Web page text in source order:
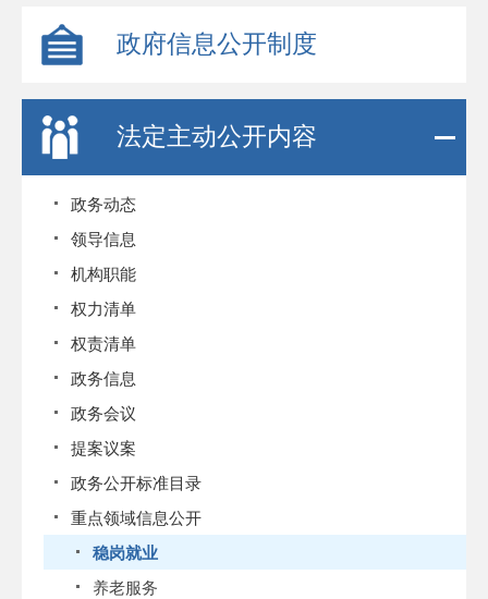
政府信息公开制度
法定主动公开内容
政务动态
领导信息
机构职能
权力清单
权责清单
政务信息
政务会议
提案议案
政务公开标准目录
重点领域信息公开
稳岗就业
养老服务